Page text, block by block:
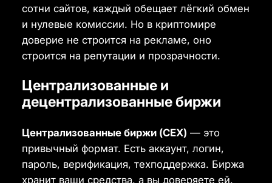
сотни сайтов, каждый обещает лёгкий обмен
и нулевые комиссии. Но в криптомире
доверие не строится на рекламе, оно
строится на репутации и прозрачности.
Централизованные и
децентрализованные биржи
Централизованные биржи (CEX) — это
привычный формат. Есть аккаунт, логин,
пароль, верификация, техподдержка. Биржа
хранит ваши средства, а вы доверяете ей,